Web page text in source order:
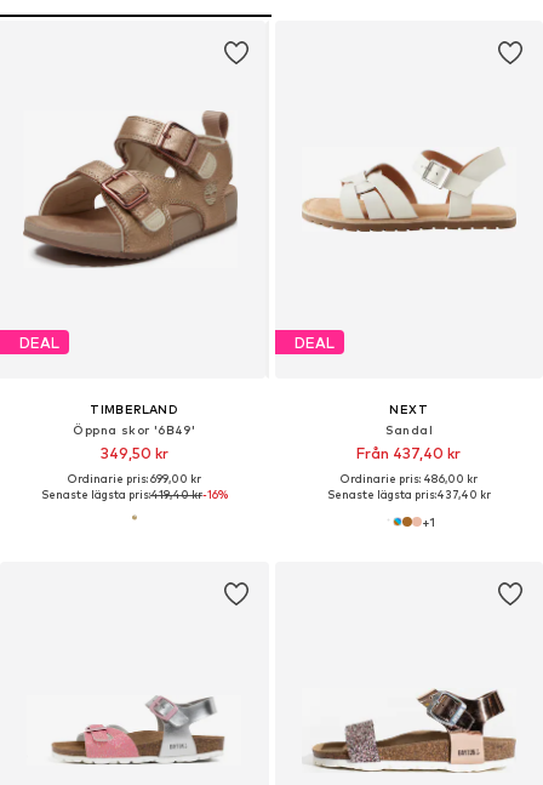
DEAL
TIMBERLAND
Öppna skor '6B49'
349,50 kr
Ordinarie pris: 699,00 kr
Senaste lägsta pris:419,40 kr-16%
DEAL
NEXT
Sandal
Från 437,40 kr
Ordinarie pris: 486,00 kr
Senaste lägsta pris:437,40 kr
+1